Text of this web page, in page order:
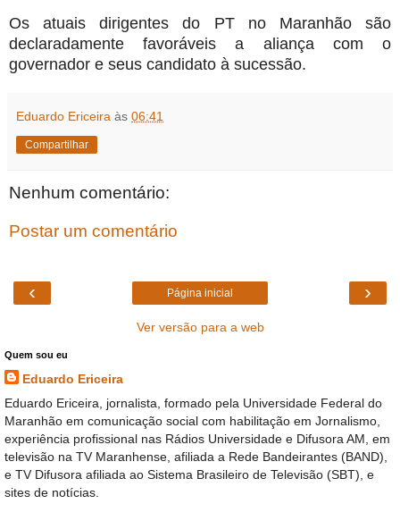
Os atuais dirigentes do PT no Maranhão são
declaradamente favoráveis a aliança com o
governador e seus candidato à sucessão.
Eduardo Ericeira às 06:41
Compartilhar
Nenhum comentário:
Postar um comentário
‹ ›
Página inicial
Ver versão para a web
Quem sou eu
Eduardo Ericeira
Eduardo Ericeira, jornalista, formado pela Universidade Federal do
Maranhão em comunicação social com habilitação em Jornalismo,
experiência profissional nas Rádios Universidade e Difusora AM, em
televisão na TV Maranhense, afiliada a Rede Bandeirantes (BAND),
e TV Difusora afiliada ao Sistema Brasileiro de Televisão (SBT), e
sites de notícias.